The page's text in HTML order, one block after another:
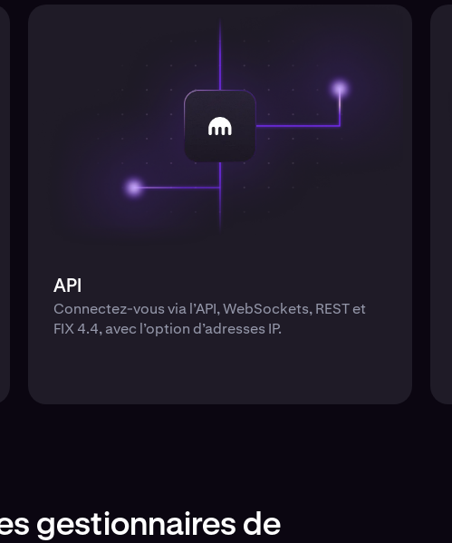
API
Connectez-vous via l’API, WebSockets, REST et
FIX 4.4, avec l’option d’adresses IP.
gestionnaires de